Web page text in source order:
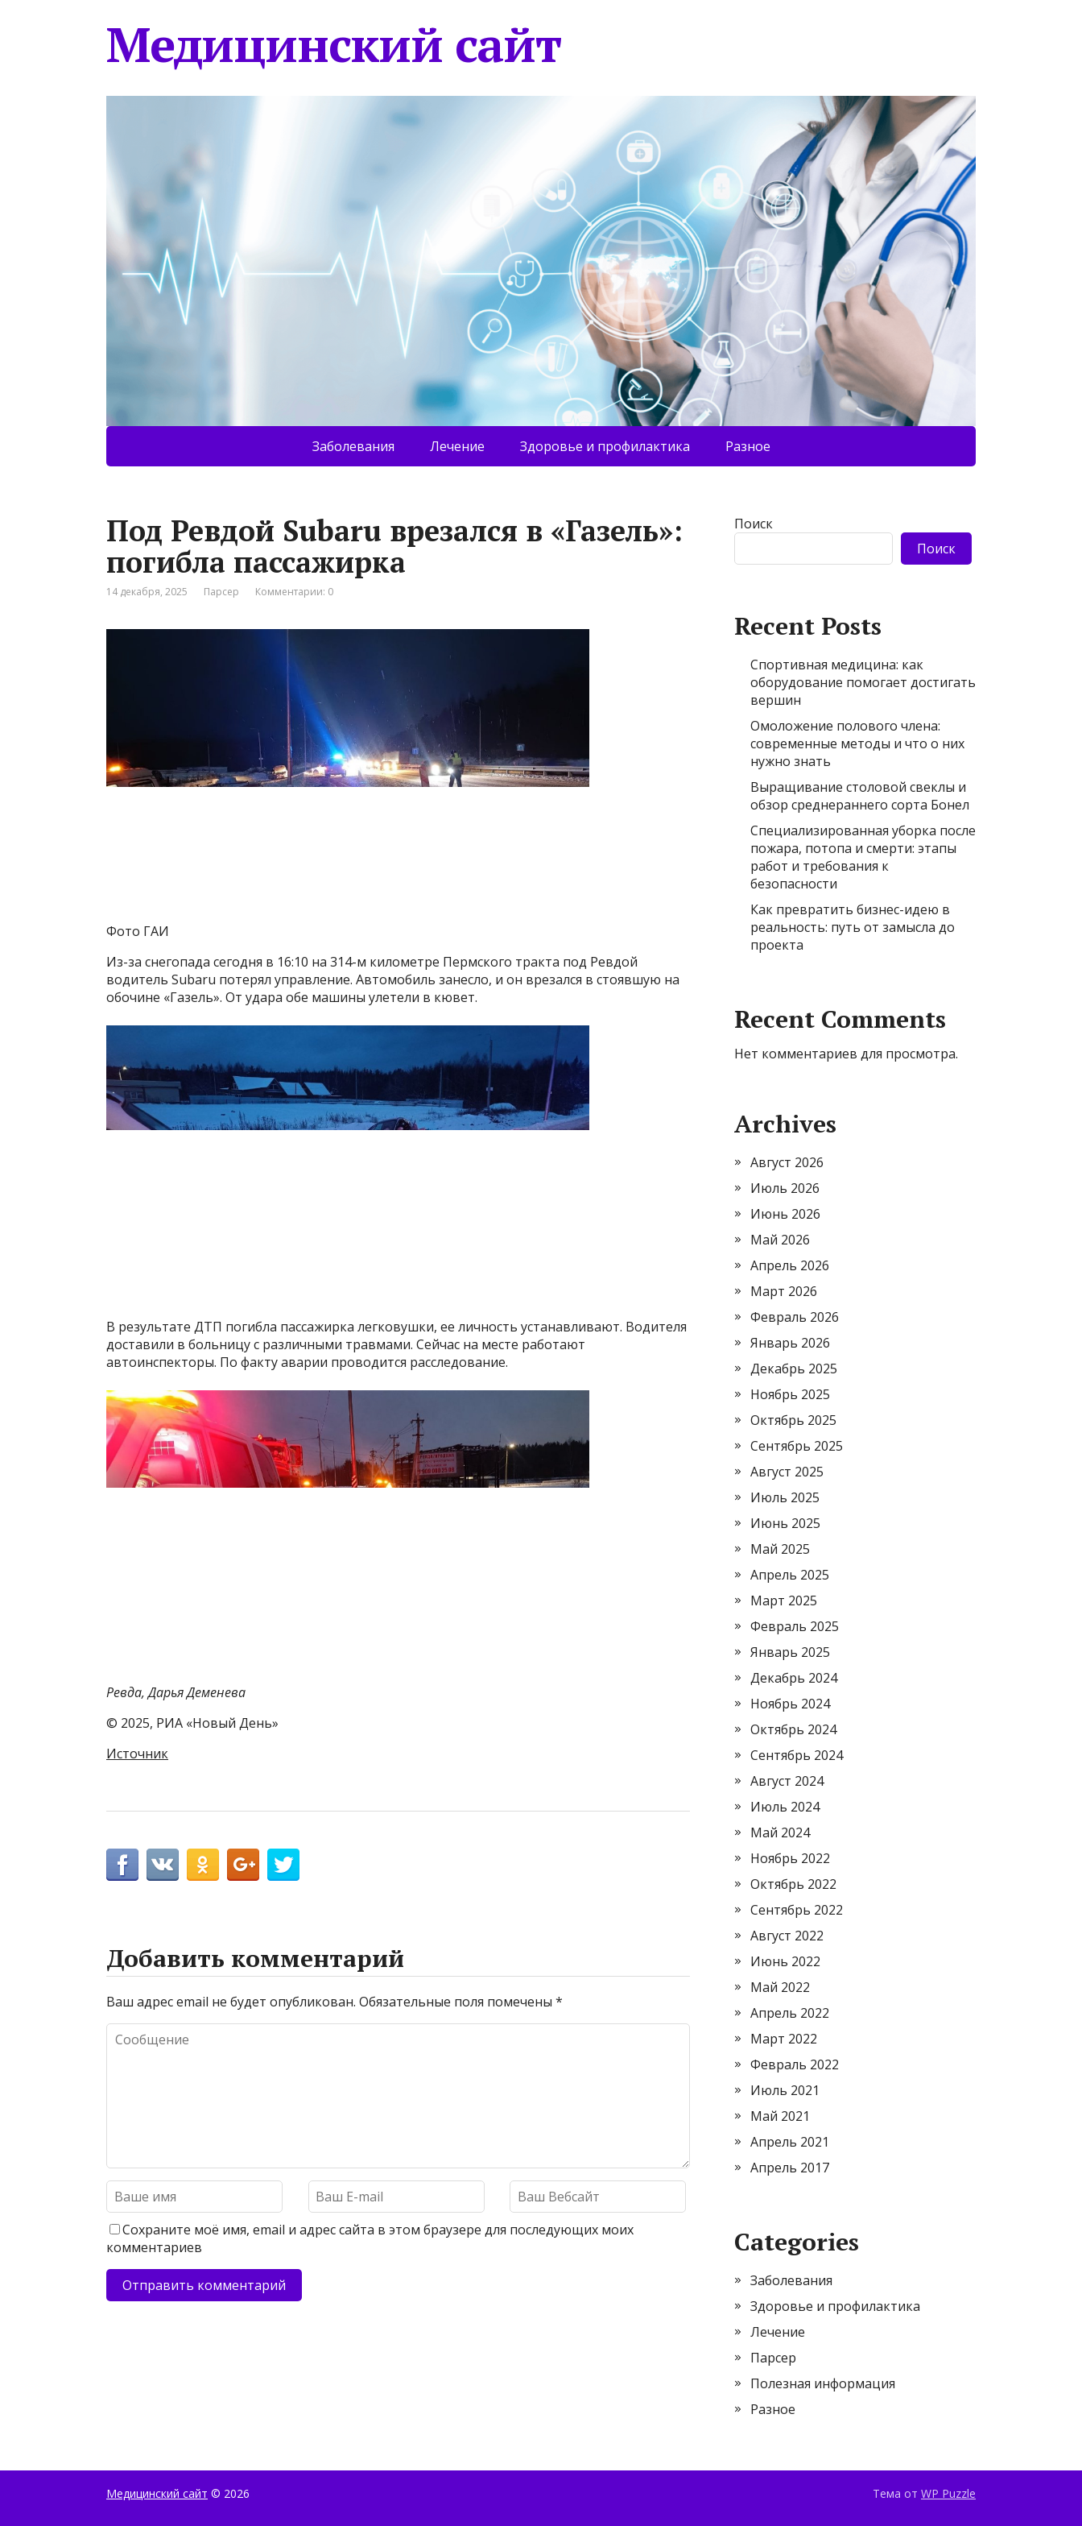
Медицинский сайт
Заболевания Лечение Здоровье и профилактика Разное
Под Ревдой Subaru врезался в «Газель»:
погибла пассажирка
14 декабря, 2025 Парсер Комментарии: 0
Фото ГАИ
Из-за снегопада сегодня в 16:10 на 314-м километре Пермского тракта под Ревдой
водитель Subaru потерял управление. Автомобиль занесло, и он врезался в стоявшую на
обочине «Газель». От удара обе машины улетели в кювет.
В результате ДТП погибла пассажирка легковушки, ее личность устанавливают. Водителя
доставили в больницу с различными травмами. Сейчас на месте работают
автоинспекторы. По факту аварии проводится расследование.
Ревда, Дарья Деменева
© 2025, РИА «Новый День»
Источник
Добавить комментарий
Ваш адрес email не будет опубликован. Обязательные поля помечены *
Сохраните моё имя, email и адрес сайта в этом браузере для последующих моих
комментариев
Поиск
Поиск
Recent Posts
Спортивная медицина: как
оборудование помогает достигать
вершин
Омоложение полового члена:
современные методы и что о них
нужно знать
Выращивание столовой свеклы и
обзор среднераннего сорта Бонел
Специализированная уборка после
пожара, потопа и смерти: этапы
работ и требования к
безопасности
Как превратить бизнес-идею в
реальность: путь от замысла до
проекта
Recent Comments
Нет комментариев для просмотра.
Archives
Август 2026
Июль 2026
Июнь 2026
Май 2026
Апрель 2026
Март 2026
Февраль 2026
Январь 2026
Декабрь 2025
Ноябрь 2025
Октябрь 2025
Сентябрь 2025
Август 2025
Июль 2025
Июнь 2025
Май 2025
Апрель 2025
Март 2025
Февраль 2025
Январь 2025
Декабрь 2024
Ноябрь 2024
Октябрь 2024
Сентябрь 2024
Август 2024
Июль 2024
Май 2024
Ноябрь 2022
Октябрь 2022
Сентябрь 2022
Август 2022
Июнь 2022
Май 2022
Апрель 2022
Март 2022
Февраль 2022
Июль 2021
Май 2021
Апрель 2021
Апрель 2017
Categories
Заболевания
Здоровье и профилактика
Лечение
Парсер
Полезная информация
Разное
Медицинский сайт © 2026 Тема от WP Puzzle